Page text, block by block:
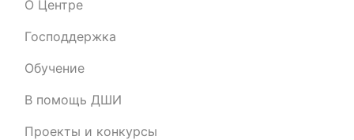
О Центре
Господдержка
Обучение
В помощь ДШИ
Проекты и конкурсы